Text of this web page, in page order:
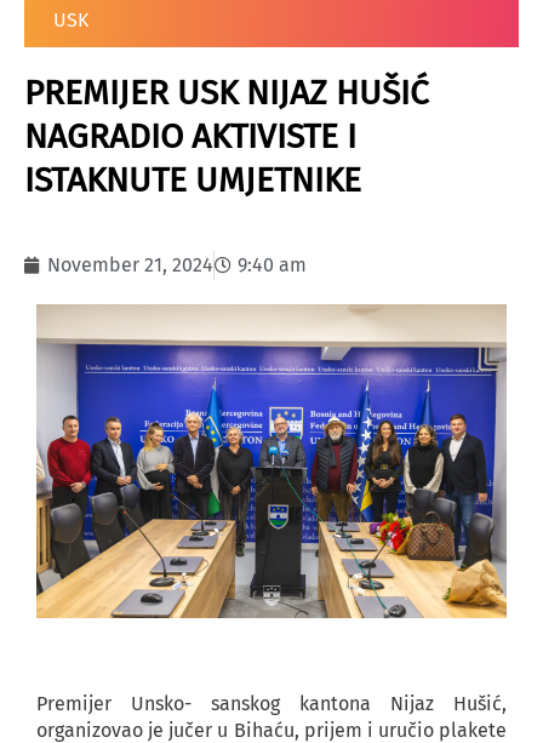
USK
PREMIJER USK NIJAZ HUŠIĆ
NAGRADIO AKTIVISTE I
ISTAKNUTE UMJETNIKE
November 21, 2024 9:40 am
Premijer Unsko- sanskog kantona Nijaz Hušić,
organizovao je jučer u Bihaću, prijem i uručio plakete